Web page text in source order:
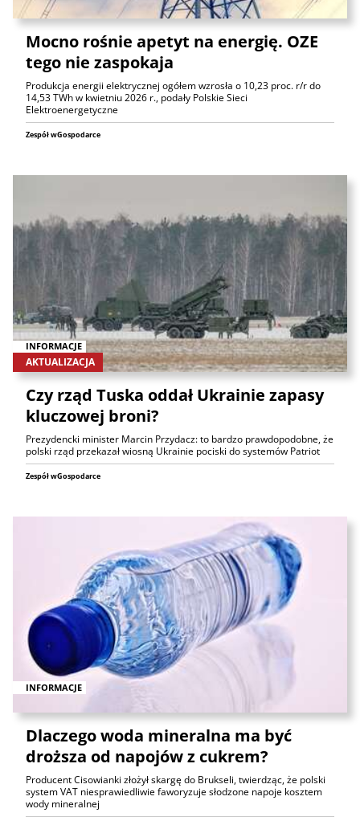
Mocno rośnie apetyt na energię. OZE
tego nie zaspokaja
Produkcja energii elektrycznej ogółem wzrosła o 10,23 proc. r/r do
14,53 TWh w kwietniu 2026 r., podały Polskie Sieci
Elektroenergetyczne
Zespół wGospodarce
INFORMACJE
AKTUALIZACJA
Czy rząd Tuska oddał Ukrainie zapasy
kluczowej broni?
Prezydencki minister Marcin Przydacz: to bardzo prawdopodobne, że
polski rząd przekazał wiosną Ukrainie pociski do systemów Patriot
Zespół wGospodarce
INFORMACJE
Dlaczego woda mineralna ma być
droższa od napojów z cukrem?
Producent Cisowianki złożył skargę do Brukseli, twierdząc, że polski
system VAT niesprawiedliwie faworyzuje słodzone napoje kosztem
wody mineralnej